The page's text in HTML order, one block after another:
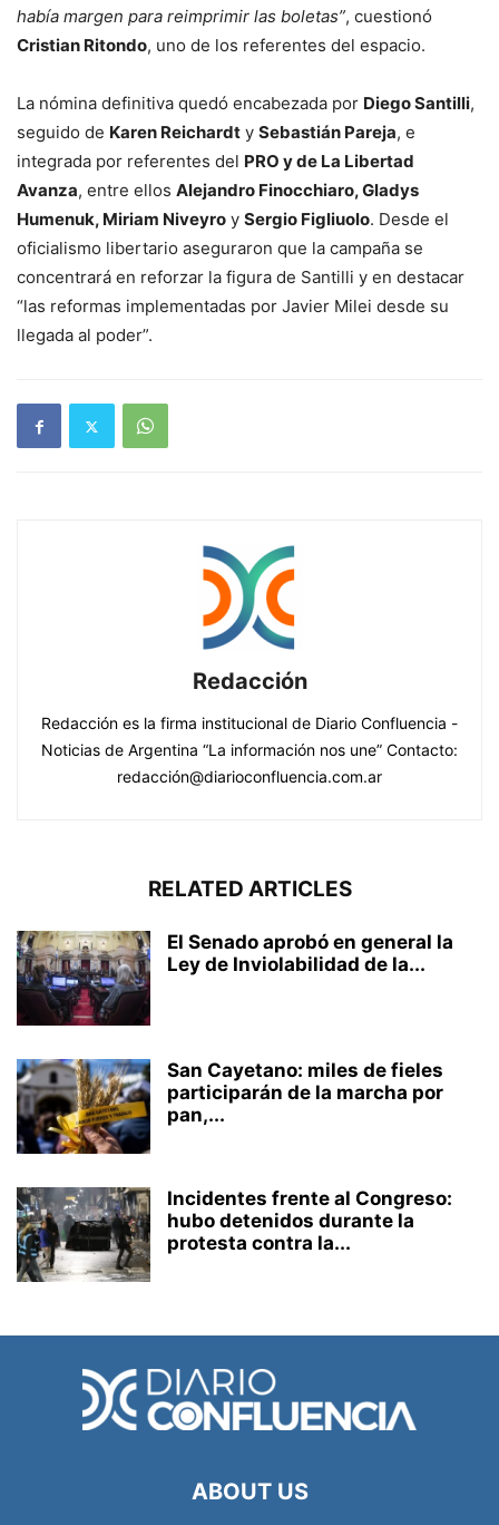
había margen para reimprimir las boletas”, cuestionó
Cristian Ritondo, uno de los referentes del espacio.
La nómina definitiva quedó encabezada por Diego Santilli,
seguido de Karen Reichardt y Sebastián Pareja, e
integrada por referentes del PRO y de La Libertad
Avanza, entre ellos Alejandro Finocchiaro, Gladys
Humenuk, Miriam Niveyro y Sergio Figliuolo. Desde el
oficialismo libertario aseguraron que la campaña se
concentrará en reforzar la figura de Santilli y en destacar
“las reformas implementadas por Javier Milei desde su
llegada al poder”.
Redacción
Redacción es la firma institucional de Diario Confluencia -
Noticias de Argentina “La información nos une” Contacto:
redacción@diarioconfluencia.com.ar
RELATED ARTICLES
El Senado aprobó en general la
Ley de Inviolabilidad de la...
San Cayetano: miles de fieles
participarán de la marcha por
pan,...
Incidentes frente al Congreso:
hubo detenidos durante la
protesta contra la...
ABOUT US